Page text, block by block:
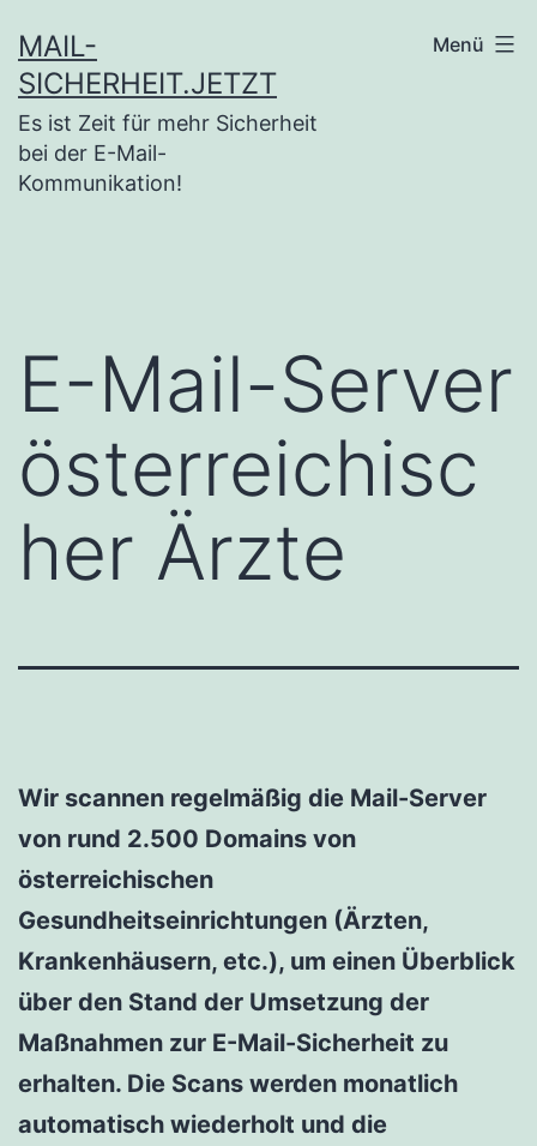
Inhalt
springen
MAIL-
SICHERHEIT.JETZT
Es ist Zeit für mehr Sicherheit
bei der E-Mail-
Kommunikation!
Menü
E-Mail-Server
österreichisc
her Ärzte
Wir scannen regelmäßig die Mail-Server
von rund 2.500 Domains von
österreichischen
Gesundheitseinrichtungen (Ärzten,
Krankenhäusern, etc.), um einen Überblick
über den Stand der Umsetzung der
Maßnahmen zur E-Mail-Sicherheit zu
erhalten. Die Scans werden monatlich
automatisch wiederholt und die